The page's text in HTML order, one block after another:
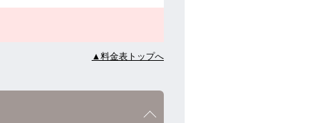
▲料金表トップへ